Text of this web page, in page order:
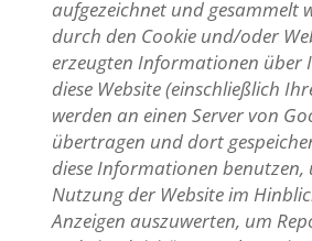
aufgezeichnet und gesammelt
durch den Cookie und/oder
erzeugten Informationen über
diese Website (einschließlich
werden an einen Server von
übertragen und dort
diese Informationen benutzen,
Nutzung der Website im
Anzeigen auszuwerten, um